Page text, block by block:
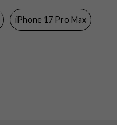
(PC), Mjukplast (TPU)
iPhone 17 Pro Max